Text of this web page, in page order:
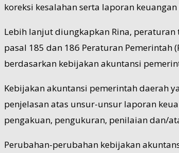
koreksi kesalahan serta laporan
Lebih lanjut diungkapkan Rina,
pasal 185 dan 186 Peraturan Pemerintah
berdasarkan kebijakan akuntansi
Kebijakan akuntansi pemerintah daerah
penjelasan atas unsur-unsur laporan
pengakuan, pengukuran, penilaian dan/
Perubahan-perubahan kebijakan